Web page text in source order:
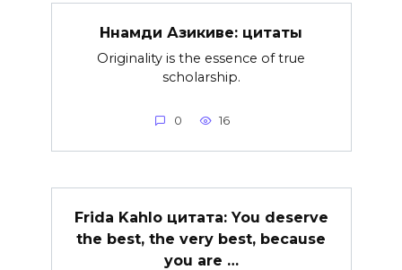
Ннамди Азикиве: цитаты
Originality is the essence of true
scholarship.
0 16
Frida Kahlo цитата: You deserve
the best, the very best, because
you are …